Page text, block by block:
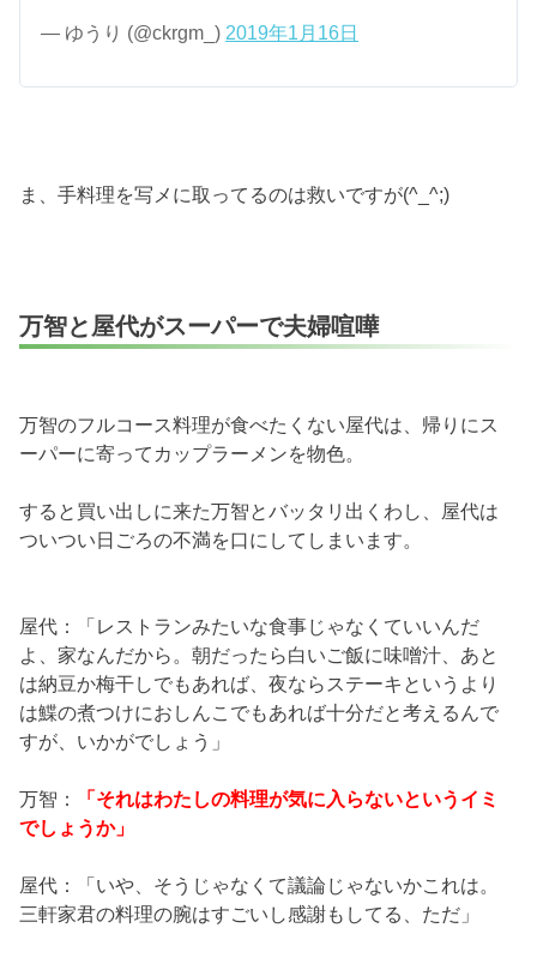
— ゆうり (@ckrgm_) 2019年1月16日
ま、手料理を写メに取ってるのは救いですが(^_^;)
万智と屋代がスーパーで夫婦喧嘩
万智のフルコース料理が食べたくない屋代は、帰りにス
ーパーに寄ってカップラーメンを物色。
すると買い出しに来た万智とバッタリ出くわし、屋代は
ついつい日ごろの不満を口にしてしまいます。
屋代：「レストランみたいな食事じゃなくていいんだ
よ、家なんだから。朝だったら白いご飯に味噌汁、あと
は納豆か梅干しでもあれば、夜ならステーキというより
は鰈の煮つけにおしんこでもあれば十分だと考えるんで
すが、いかがでしょう」
万智：
「それはわたしの料理が気に入らないというイミ
でしょうか」
屋代：「いや、そうじゃなくて議論じゃないかこれは。
三軒家君の料理の腕はすごいし感謝もしてる、ただ」